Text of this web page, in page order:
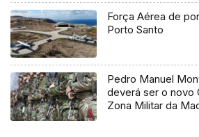
Força Aérea de
Porto Santo
Pedro Manuel
deverá ser o novo
Zona Militar da